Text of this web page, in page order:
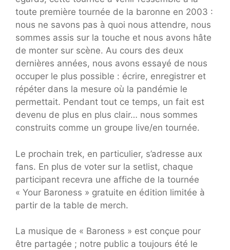
toute première tournée de la baronne en 2003 :
nous ne savons pas à quoi nous attendre, nous
sommes assis sur la touche et nous avons hâte
de monter sur scène. Au cours des deux
dernières années, nous avons essayé de nous
occuper le plus possible : écrire, enregistrer et
répéter dans la mesure où la pandémie le
permettait. Pendant tout ce temps, un fait est
devenu de plus en plus clair… nous sommes
construits comme un groupe live/en tournée.
Le prochain trek, en particulier, s’adresse aux
fans. En plus de voter sur la setlist, chaque
participant recevra une affiche de la tournée
« Your Baroness » gratuite en édition limitée à
partir de la table de merch.
La musique de « Baroness » est conçue pour
être partagée ; notre public a toujours été le